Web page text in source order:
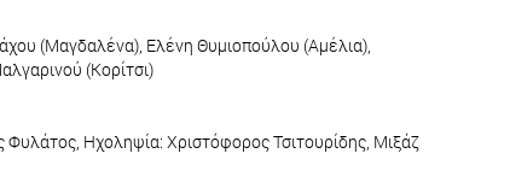
(Μαγδαλένα), Ελένη Θυμιοπούλου (Αμέλια),
(Κορίτσι)
Ηχοληψία: Χριστόφορος Τσιτουρίδης, Μιξάζ